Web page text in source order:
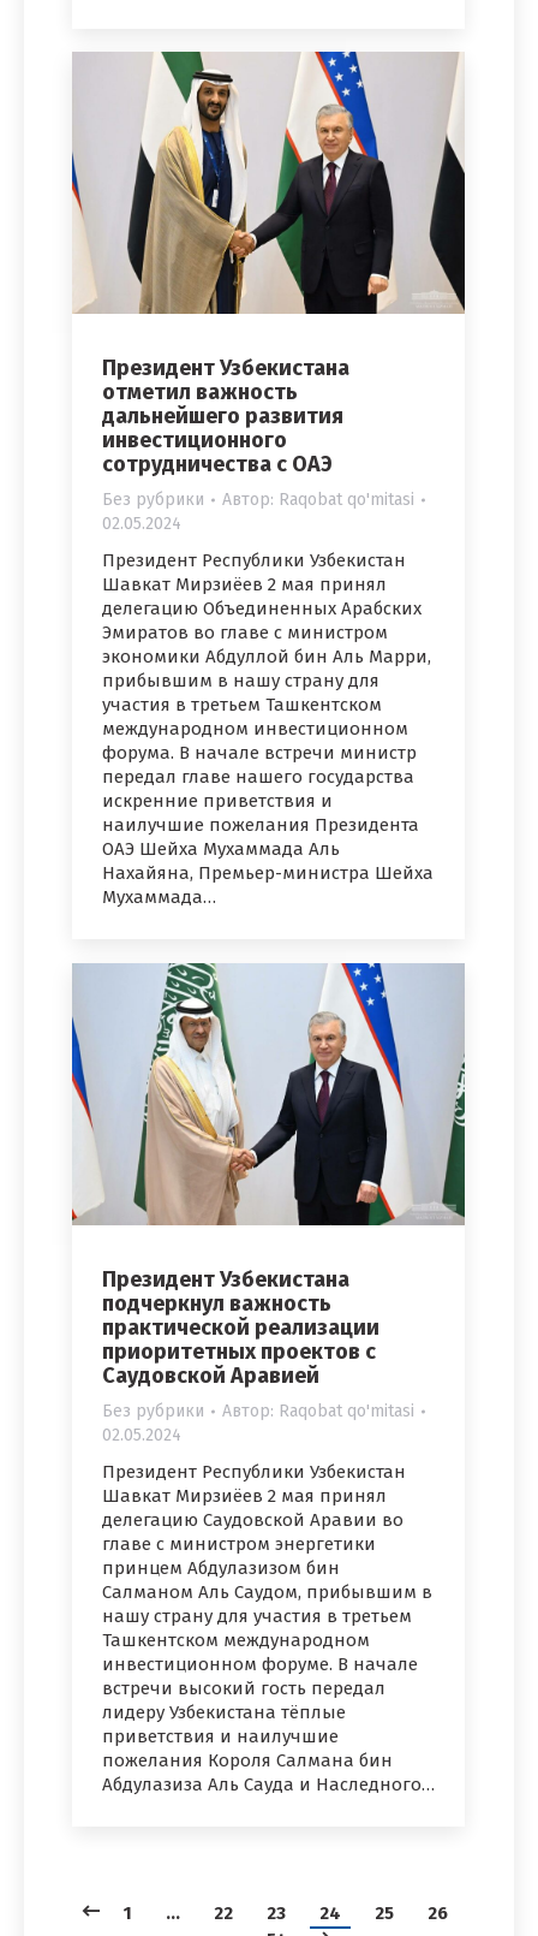
Президент Узбекистана
отметил важность
дальнейшего развития
инвестиционного
сотрудничества с ОАЭ
Без рубрики Автор: Raqobat qo'mitasi
02.05.2024
Президент Республики Узбекистан
Шавкат Мирзиёев 2 мая принял
делегацию Объединенных Арабских
Эмиратов во главе с министром
экономики Абдуллой бин Аль Марри,
прибывшим в нашу страну для
участия в третьем Ташкентском
международном инвестиционном
форума. В начале встречи министр
передал главе нашего государства
искренние приветствия и
наилучшие пожелания Президента
ОАЭ Шейха Мухаммада Аль
Нахайяна, Премьер-министра Шейха
Мухаммада…
Президент Узбекистана
подчеркнул важность
практической реализации
приоритетных проектов с
Саудовской Аравией
Без рубрики Автор: Raqobat qo'mitasi
02.05.2024
Президент Республики Узбекистан
Шавкат Мирзиёев 2 мая принял
делегацию Саудовской Аравии во
главе с министром энергетики
принцем Абдулазизом бин
Салманом Аль Саудом, прибывшим в
нашу страну для участия в третьем
Ташкентском международном
инвестиционном форуме. В начале
встречи высокий гость передал
лидеру Узбекистана тёплые
приветствия и наилучшие
пожелания Короля Салмана бин
Абдулазиза Аль Сауда и Наследного…
1 … 22 23 24 25
26